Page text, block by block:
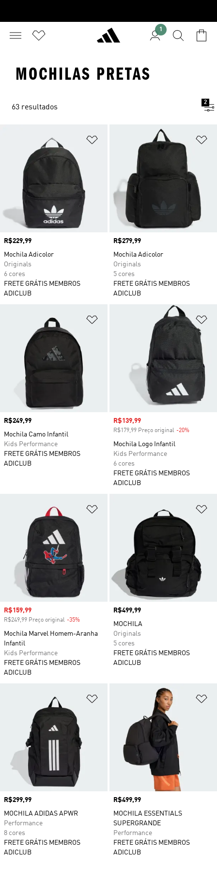
1
MOCHILAS PRETAS
63 resultados
2
Adicionar à Lista de Desejos
Preço
R$229,99
Mochila Adicolor
Originals
6 cores
FRETE GRÁTIS MEMBROS
ADICLUB
Preço
R$279,99
Mochila Adicolor
Originals
5 cores
FRETE GRÁTIS MEMBROS
ADICLUB
Adicionar à Lista de Desejos
Preço
R$249,99
Mochila Camo Infantil
Kids Performance
FRETE GRÁTIS MEMBROS
ADICLUB
Preço com desconto
R$139,99
R$179,99 Preço original -20%
Mochila Logo Infantil
Kids Performance
6 cores
FRETE GRÁTIS MEMBROS
ADICLUB
Preço com desconto
R$159,99
R$249,99 Preço original -35%
Mochila Marvel Homem-Aranha
Infantil
Kids Performance
FRETE GRÁTIS MEMBROS
ADICLUB
Preço
R$499,99
MOCHILA
Originals
5 cores
FRETE GRÁTIS MEMBROS
ADICLUB
Adicionar à Lista de Desejos
Preço
R$299,99
MOCHILA ADIDAS APWR
Performance
8 cores
FRETE GRÁTIS MEMBROS
ADICLUB
Preço
R$499,99
MOCHILA ESSENTIALS
SUPERGRANDE
Performance
FRETE GRÁTIS MEMBROS
ADICLUB